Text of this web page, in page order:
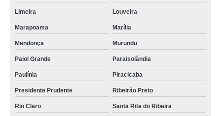
Limeira Louveira
Marapoama Marília
Mendonça Murundu
Paiol Grande Paraisolândia
Paulínia Piracicaba
Presidente Prudente Ribeirão Preto
Rio Claro Santa Rita do Ribeira